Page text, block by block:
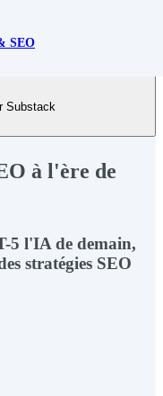
SEO
Substack
à l'ère de
5 l'IA de demain,
stratégies SEO